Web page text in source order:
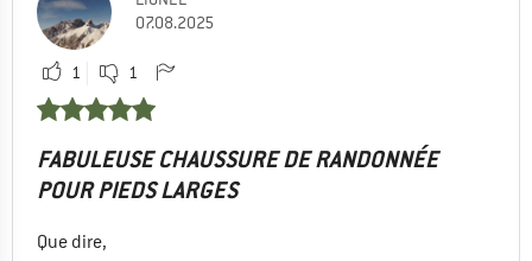
07.08.2025
1 1
FABULEUSE CHAUSSURE DE RANDONNÉE
POUR PIEDS LARGES
Que dire,